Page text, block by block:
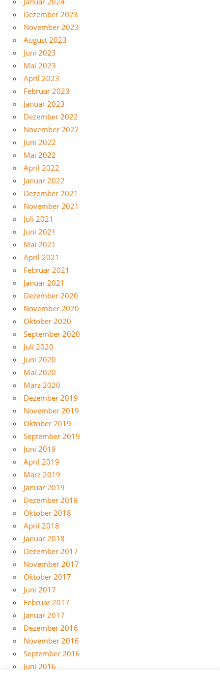
Dezember 2023
November 2023
August 2023
Juni 2023
Mai 2023
April 2023
Februar 2023
Januar 2023
Dezember 2022
November 2022
Juni 2022
Mai 2022
April 2022
Januar 2022
Dezember 2021
November 2021
Juli 2021
Juni 2021
Mai 2021
April 2021
Februar 2021
Januar 2021
Dezember 2020
November 2020
Oktober 2020
September 2020
Juli 2020
Juni 2020
Mai 2020
März 2020
Dezember 2019
November 2019
Oktober 2019
September 2019
Juni 2019
April 2019
März 2019
Januar 2019
Dezember 2018
Oktober 2018
April 2018
Januar 2018
Dezember 2017
November 2017
Oktober 2017
Juni 2017
Februar 2017
Januar 2017
Dezember 2016
November 2016
September 2016
Juni 2016